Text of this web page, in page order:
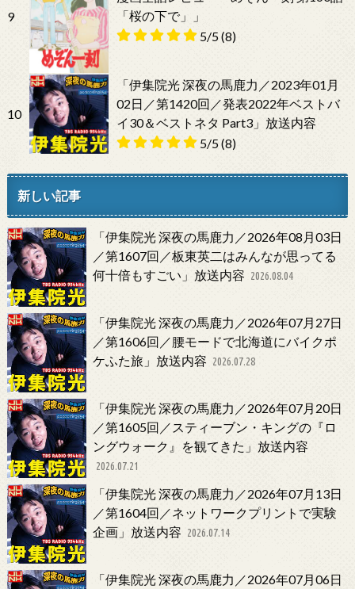
9
「桜の下で」」
5/5(8)
10
「伊集院光 深夜の馬鹿力／2023年01月
02日／第1420回／発表2022年ベストバ
イ30＆ベストネタ Part3」放送内容
5/5(8)
新しい記事
「伊集院光 深夜の馬鹿力／2026年08月03日
／第1607回／板東英二はみんなが思ってる
何十倍もすごい」放送内容 2026.08.04
「伊集院光 深夜の馬鹿力／2026年07月27日
／第1606回／腰モードで北海道にバイクポ
ケふた旅」放送内容 2026.07.28
「伊集院光 深夜の馬鹿力／2026年07月20日
／第1605回／スティーブン・キングの『ロ
ングウォーク』を観てきた」放送内容
2026.07.21
「伊集院光 深夜の馬鹿力／2026年07月13日
／第1604回／ネットワークプリントで実験
企画」放送内容 2026.07.14
「伊集院光 深夜の馬鹿力／2026年07月06日